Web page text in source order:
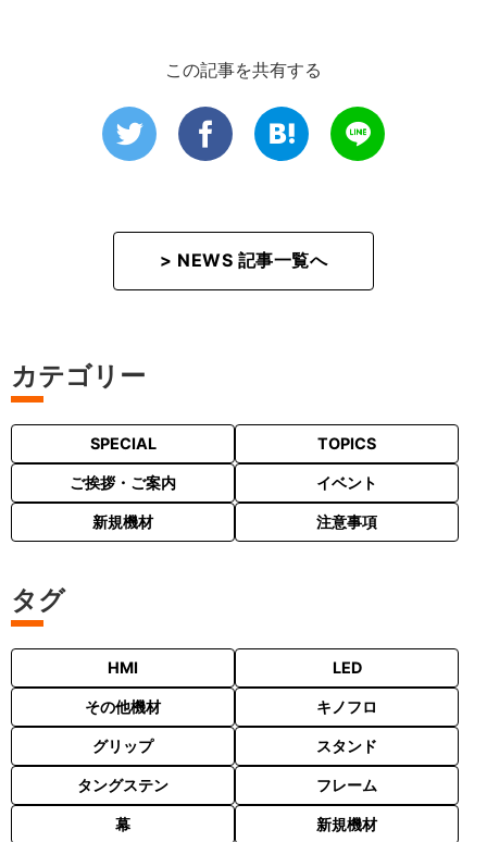
この記事を共有する
> NEWS 記事一覧へ
カテゴリー
SPECIAL TOPICS
ご挨拶・ご案内 イベント
新規機材 注意事項
タグ
HMI LED
その他機材 キノフロ
グリップ スタンド
タングステン フレーム
幕 新規機材